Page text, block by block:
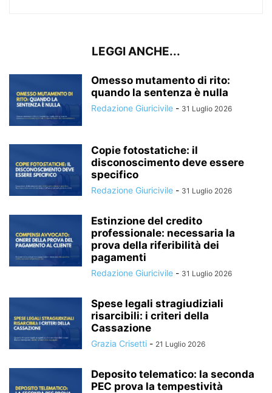
LEGGI ANCHE...
Omesso mutamento di rito:
quando la sentenza è nulla
Redazione Giuricivile - 31 Luglio 2026
Copie fotostatiche: il
disconoscimento deve essere
specifico
Redazione Giuricivile - 31 Luglio 2026
Estinzione del credito
professionale: necessaria la
prova della riferibilità dei
pagamenti
Redazione Giuricivile - 31 Luglio 2026
Spese legali stragiudiziali
risarcibili: i criteri della
Cassazione
Grazia Crisetti - 21 Luglio 2026
Deposito telematico: la seconda
PEC prova la tempestività